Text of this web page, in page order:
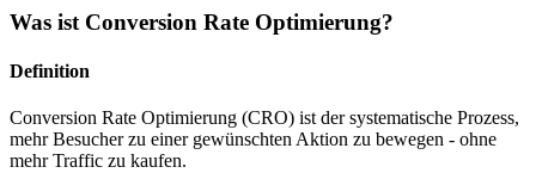
Was ist Conversion Rate Optimierung?
Definition
Conversion Rate Optimierung (CRO) ist der systematische Prozess,
mehr Besucher zu einer gewünschten Aktion zu bewegen - ohne
mehr Traffic zu kaufen.